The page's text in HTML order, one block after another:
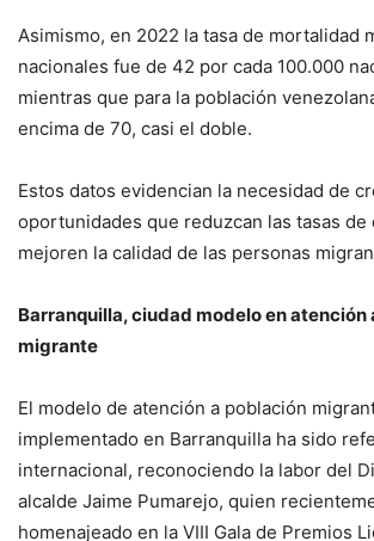
Asimismo, en 2022 la tasa de mortalidad
nacionales fue de 42 por cada 100.000
mientras que para la población
encima de 70, casi el doble.
Estos datos evidencian la necesidad de
oportunidades que reduzcan las tasas de
mejoren la calidad de las personas
Barranquilla, ciudad modelo en atención
migrante
El modelo de atención a población
implementado en Barranquilla ha sido
internacional, reconociendo la labor del
alcalde Jaime Pumarejo, quien
homenajeado en la VIII Gala de Premios